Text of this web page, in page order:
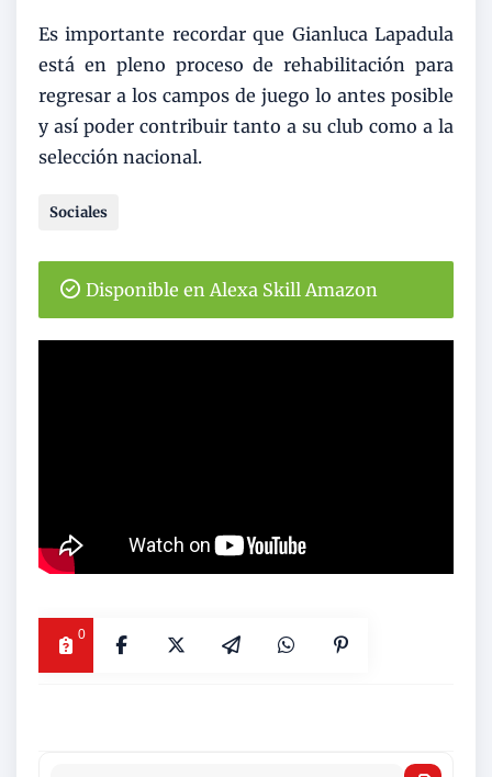
Es importante recordar que Gianluca Lapadula
está en pleno proceso de rehabilitación para
regresar a los campos de juego lo antes posible
y así poder contribuir tanto a su club como a la
selección nacional.
Sociales
Disponible en Alexa Skill Amazon
0